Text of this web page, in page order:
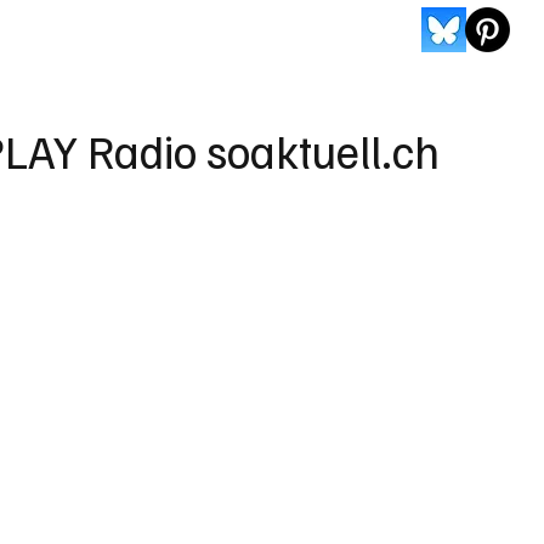
Radio soaktuell.ch